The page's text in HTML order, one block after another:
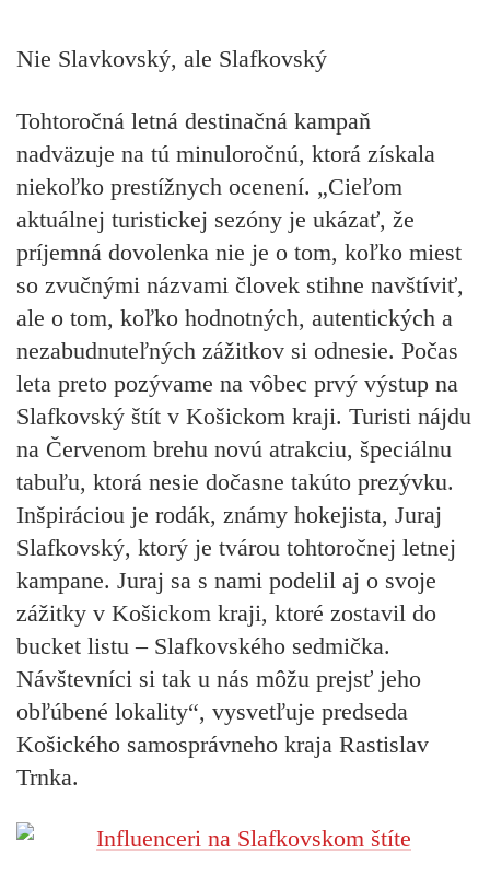
Nie Slavkovský, ale Slafkovský
Tohtoročná letná destinačná kampaň
nadväzuje na tú minuloročnú, ktorá získala
niekoľko prestížnych ocenení. „Cieľom
aktuálnej turistickej sezóny je ukázať, že
príjemná dovolenka nie je o tom, koľko miest
so zvučnými názvami človek stihne navštíviť,
ale o tom, koľko hodnotných, autentických a
nezabudnuteľných zážitkov si odnesie. Počas
leta preto pozývame na vôbec prvý výstup na
Slafkovský štít v Košickom kraji. Turisti nájdu
na Červenom brehu novú atrakciu, špeciálnu
tabuľu, ktorá nesie dočasne takúto prezývku.
Inšpiráciou je rodák, známy hokejista, Juraj
Slafkovský, ktorý je tvárou tohtoročnej letnej
kampane. Juraj sa s nami podelil aj o svoje
zážitky v Košickom kraji, ktoré zostavil do
bucket listu – Slafkovského sedmička.
Návštevníci si tak u nás môžu prejsť jeho
obľúbené lokality“, vysvetľuje predseda
Košického samosprávneho kraja Rastislav
Trnka.